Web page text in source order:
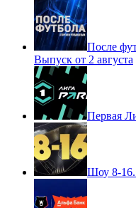
После
Выпуск от 2 августа
Первая
Шоу 8-